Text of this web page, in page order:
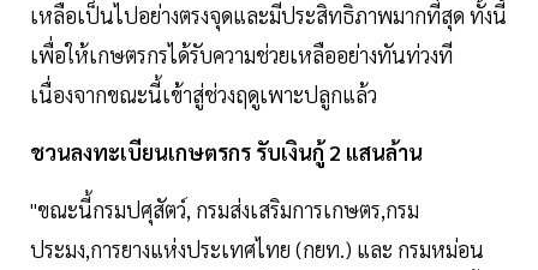
เหลือเป็นไปอย่างตรงจุดและมีประสิทธิภาพมากที่สุด ทั้งนี้
เพื่อให้เกษตรกรได้รับความช่วยเหลืออย่างทันท่วงที
เนื่องจากขณะนี้เข้าสู่ช่วงฤดูเพาะปลูกแล้ว
ชวนลงทะเบียนเกษตรกร รับเงินกู้ 2 แสนล้าน
"ขณะนี้กรมปศุสัตว์, กรมส่งเสริมการเกษตร,กรม
ประมง,การยางแห่งประเทศไทย (กยท.) และ กรมหม่อน